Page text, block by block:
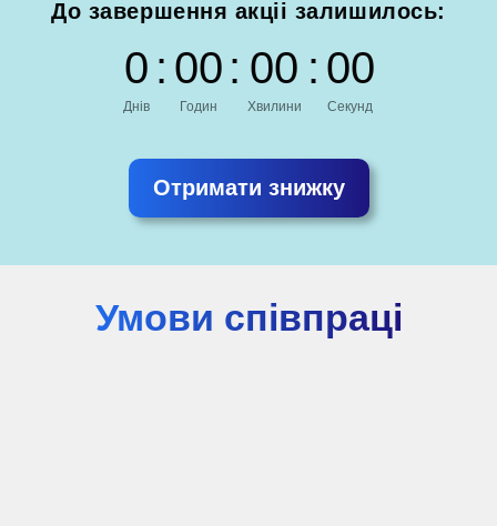
До завершення акціі залишилось:
0
Днів
: 00
Годин
: 00
Хвилини
: 00
Секунд
Отримати знижку
Умови співпраці